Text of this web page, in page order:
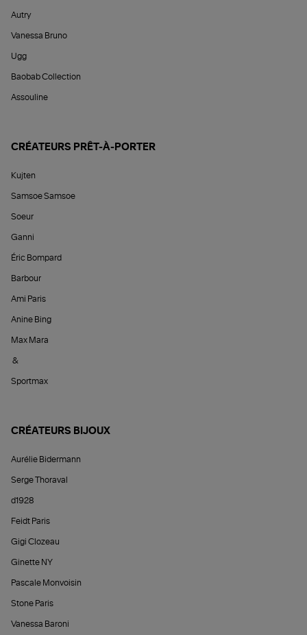
Autry
Vanessa Bruno
Ugg
Baobab Collection
Assouline
CRÉATEURS PRÊT-À-PORTER
Kujten
Samsoe Samsoe
Soeur
Ganni
Éric Bompard
Barbour
Ami Paris
Anine Bing
Max Mara
&
Sportmax
CRÉATEURS BIJOUX
Aurélie Bidermann
Serge Thoraval
d1928
Feidt Paris
Gigi Clozeau
Ginette NY
Pascale Monvoisin
Stone Paris
Vanessa Baroni